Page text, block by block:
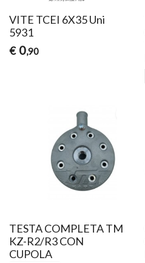
VITE TCEI 6X35 Uni
5931
€ 0,90
TESTA COMPLETA TM
KZ-R2/R3 CON
CUPOLA